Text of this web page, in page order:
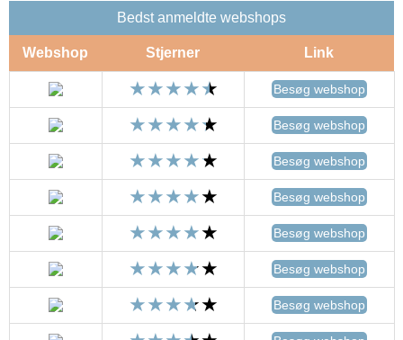
Bedst anmeldte webshops
Webshop Stjerner Link
Besøg webshop
Besøg webshop
Besøg webshop
Besøg webshop
Besøg webshop
Besøg webshop
Besøg webshop